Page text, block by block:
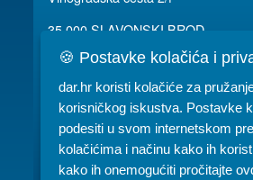
35 000 SLAVONSKI BROD
035/ 490-115
dar@dar.hr
RADNO VRIJEME:
Komercijala: PON-PET 07-15h
Servis: PON-PET 07-15h
🍪 Postavke kolačića i
dar.hr koristi kolačiće za
korisničkog iskustva. Postavke
podesiti u svom internetskom
kolačićima i načinu kako ih
kako ih onemogućiti pročitajte